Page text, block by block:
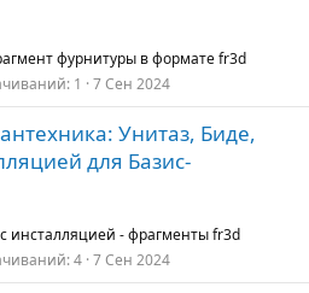
фурнитуры в формате fr3d
1 7 Сен 2024
Унитаз, Биде,
для Базис-
инсталляцией - фрагменты fr3d
4 7 Сен 2024